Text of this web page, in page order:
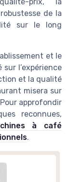
de la
sur le long
et le
l’expérience
et la qualité
misera sur
approfondir
reconnues,
à café
.